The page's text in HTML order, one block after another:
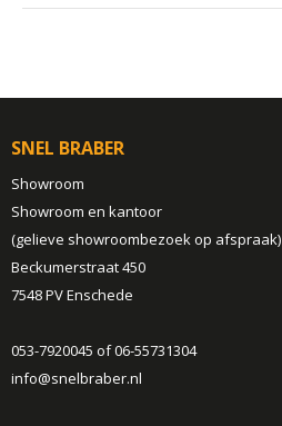
SNEL BRABER
Showroom
Showroom en kantoor
(gelieve showroombezoek op afspraak)
Beckumerstraat 450
7548 PV Enschede
053-7920045 of 06-55731304
info@snelbraber.nl